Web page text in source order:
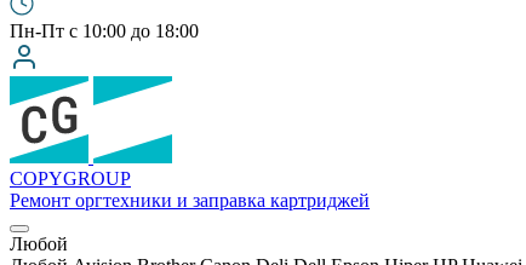
Пн-Пт с 10:00 до 18:00
COPYGROUP
Ремонт оргтехники и заправка картриджей
Любой